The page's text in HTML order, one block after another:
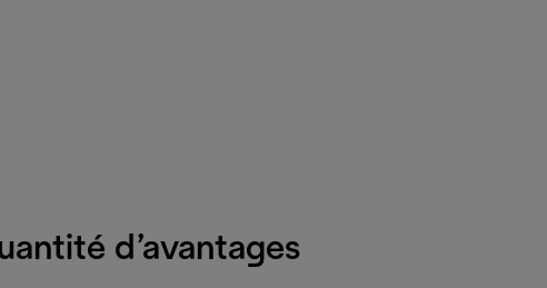
d’avantages